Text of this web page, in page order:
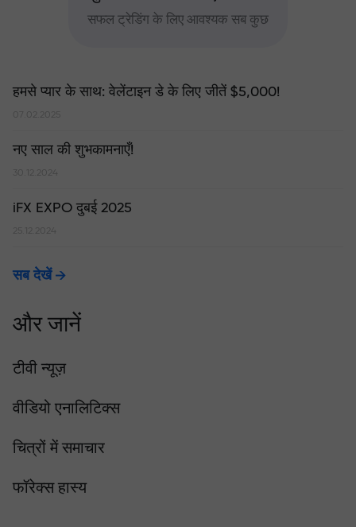
सफल ट्रेडिंग के लिए आवश्यक सब कुछ
हमसे प्यार के साथ: वेलेंटाइन डे के लिए जीतें $5,000!
नए साल की शुभकामनाएँ!
30.12.2024
iFX EXPO दुबई 2025
25.12.2024
सब देखें
और जानें
टीवी न्यूज़
वीडियो एनालिटिक्स
चित्रों में समाचार
फॉरेक्स हास्य